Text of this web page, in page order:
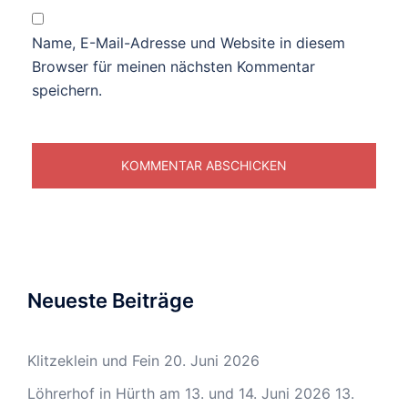
Name, E-Mail-Adresse und Website in diesem
Browser für meinen nächsten Kommentar
speichern.
Neueste Beiträge
Klitzeklein und Fein 20. Juni 2026
Löhrerhof in Hürth am 13. und 14. Juni 2026 13.